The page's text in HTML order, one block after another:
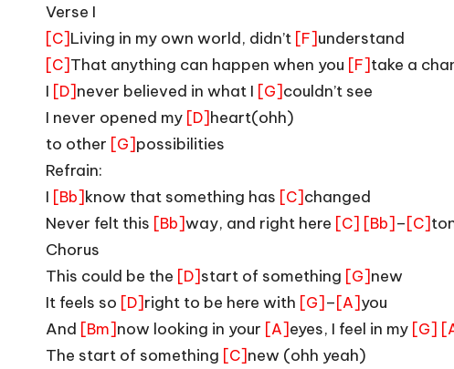
Verse I
[C] Living in my own world, didn’t [F] understand
[C] That anything can happen when you [F] take a
I [D] never believed in what I [G] couldn’t see
I never opened my [D] heart(ohh)
to other [G] possibilities
Refrain:
I [Bb] know that something has [C] changed
Never felt this [Bb]way, and right here [C] [Bb] – [C]
Chorus
This could be the [D] start of something [G] new
It feels so [D] right to be here with [G] – [A] you
And [Bm] now looking in your [A] eyes, I feel in my [G]
The start of something [C] new (ohh yeah)